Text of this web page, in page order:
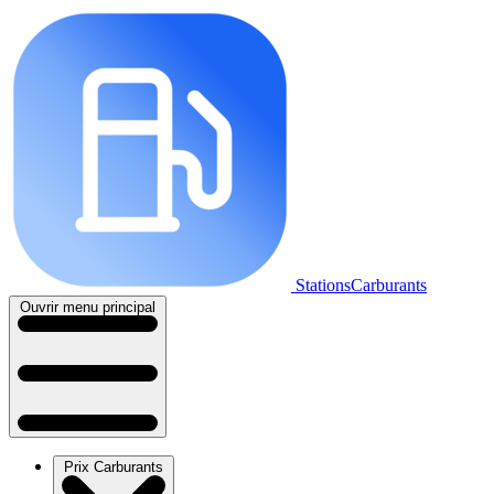
StationsCarburants
Ouvrir menu principal
Prix Carburants